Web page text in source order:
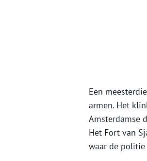
Een
armen. Het
Amsterdamse
Het Fort van
waar de